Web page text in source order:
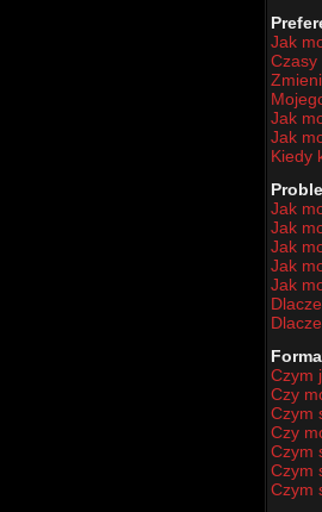
Jak
Czasy
Jak
Jak
Kiedy
Jak
Jak
Jak
Jak
Jak
Czym
Czy
Czym
Czy
Czym
Czym
Czym